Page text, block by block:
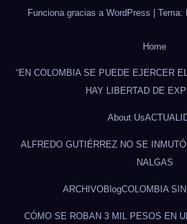
Funciona gracias a WordPress Tema:
Home
“EN COLOMBIA SE PUEDE EJERCER
HAY LIBERTAD DE
About Us
ALFREDO GUTIÉRREZ NO SE
NALGAS
ARCHIVOBlogCOLOMBIA
CÓMO SE ROBAN 3 MIL PESOS EN